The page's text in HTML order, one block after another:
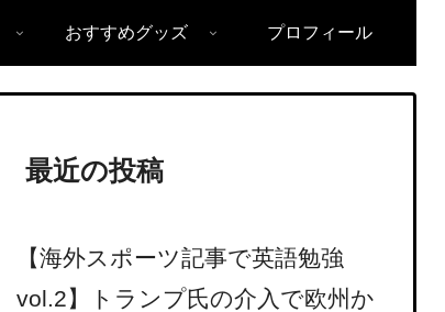
おすすめグッズ プロフィール
最近の投稿
【海外スポーツ記事で英語勉強
vol.2】トランプ氏の介入で欧州か